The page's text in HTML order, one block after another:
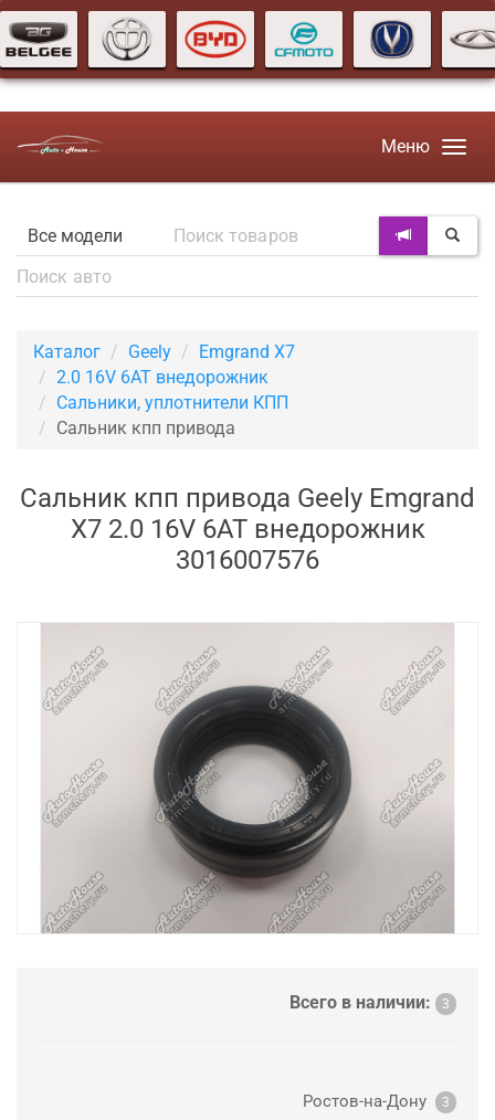
Меню
Каталог Geely
Emgrand X7
2.0 16V 6AT внедорожник
Сальники, уплотнители КПП
Сальник кпп привода
Сальник кпп привода Geely Emgrand
X7 2.0 16V 6AT внедорожник
3016007576
Всего в наличии: 3
Ростов-на-Дону 3